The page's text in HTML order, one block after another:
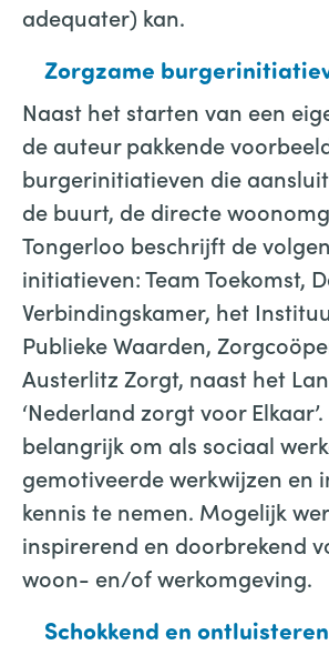
adequater) kan.
Zorgzame
Naast het starten van een
de auteur pakkende
burgerinitiatieven die
de buurt, de directe
Tongerloo beschrijft de
initiatieven: Team Toekomst,
Verbindingskamer, het
Publieke Waarden,
Austerlitz Zorgt, naast het
‘Nederland zorgt voor
belangrijk om als sociaal
gemotiveerde werkwijzen en
kennis te nemen. Mogelijk
inspirerend en doorbrekend
woon- en/of werkomgeving.
Schokkend en